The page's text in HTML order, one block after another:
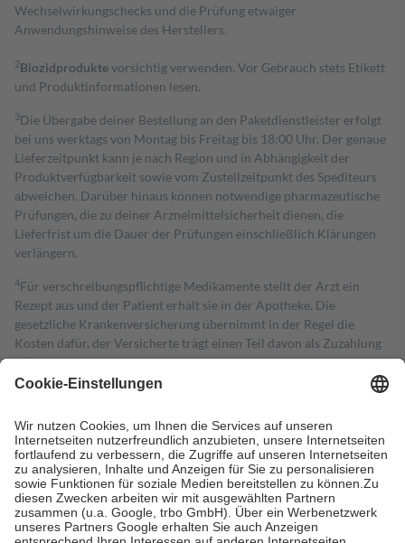
Wechselwirkungschecks und die Prüfung etwaiger
Anwendungshinweise des Herstellers.
2Biozidproduktevorsichtig verwenden. Vor Gebrauch stets Etikett
und Produktinformationen lesen.
3Die Übergabe deiner Bestellung an den Paketdienstleister erfolgt
bei uns werktags von Montag bis Freitag bis 18:00 Uhr. Der genaue
Lieferzeitpunkt kann je nach Region und in Abhängigkeit der
Produktverfügbarkeit sowie vom Zustellzeitpunkt des Spediteurs
abweichen. Darüber hinaus können notwendige pharmazeutische
Prüfungen, die zu deiner Arzneimittelsicherheit dienen, die
Lieferfrist um die Dauer der Prüfungen einschließlich Klärungen
verlängern.
4Für verschreibungspflichtige Medikamente stellt der Arzt ein
Rezept aus und der Patient erhält sie in der Apotheke. Die
gesetzliche Krankenversicherung übernimmt in der Regel die
Kosten dafür, der Versicherte trägt einen Teil davon als Zuzahlung
mit.
Grundsätzlich leisten Mitglieder Zuzahlungen in Höhe von zehn
höchstens zehn Euro.
Es sind jedoch nie mehr als die tatsächlichen
Kosten der Leistung zu entrichten.
Diese Regeln gelten grundsätzlich auch für Online-Apotheken.
Bei Heilmitteln und häuslicher Krankenpflege beträgt die
Zuzahlung zehn Prozent der Kosten sowie zehn Euro je
Verordnung.
Um das Engagement der Versicherten für ihre eigene Gesundheit zu